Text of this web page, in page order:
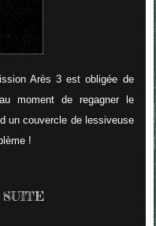
Arès 3 est obligée de
moment de regagner le
un couvercle de lessiveuse
!